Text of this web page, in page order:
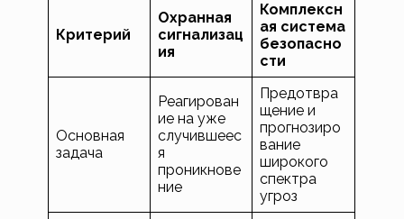
Критерий
Охранная
сигнализац
ия
Комплексн
ая система
безопасно
сти
Основная
задача
Реагирован
ие на уже
случившеес
я
проникнове
ние
Предотвра
щение и
прогнозиро
вание
широкого
спектра
угроз